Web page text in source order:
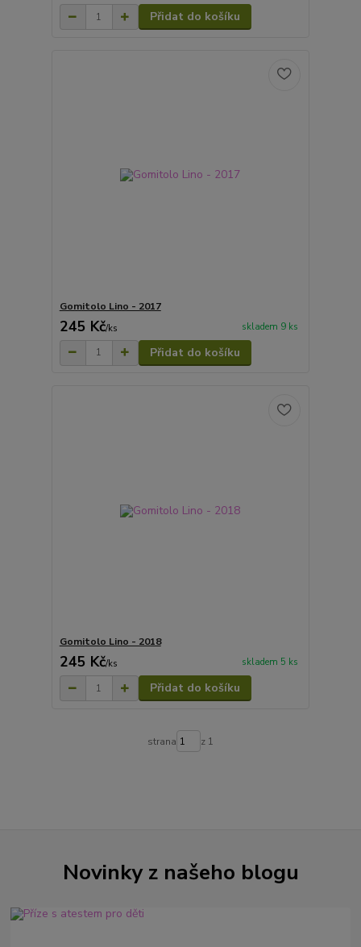
Přidat do košíku
Gomitolo Lino - 2017
245 Kč/ks skladem 9 ks
Přidat do košíku
Gomitolo Lino - 2018
245 Kč/ks skladem 5 ks
Přidat do košíku
strana z 1
Novinky z našeho blogu